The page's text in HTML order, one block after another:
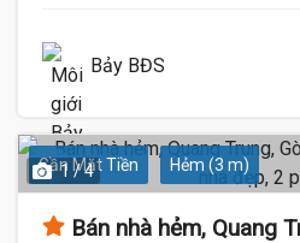
Bảy BĐS
Gần Mặt Tiền Hẻm (3 m)
1 / 4
Bán nhà hẻm, Quang